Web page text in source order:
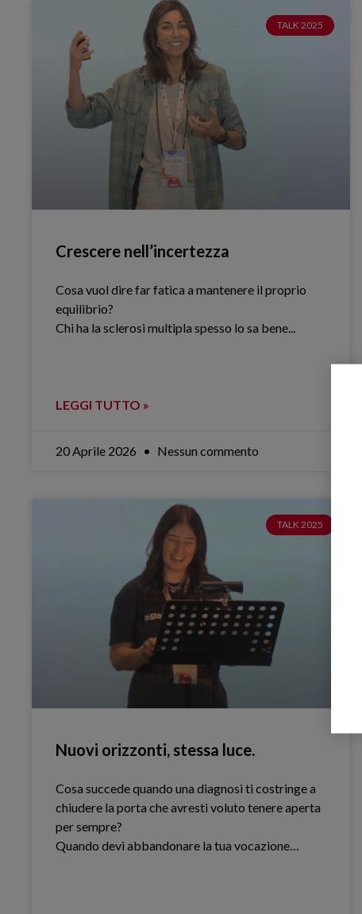
TALK 2025
Crescere nell’incertezza
Cosa vuol dire far fatica a mantenere il proprio
equilibrio?
Chi ha la sclerosi multipla spesso lo sa bene.​..
LEGGI TUTTO »
20 Aprile 2026 Nessun commento
TALK 2025
Nuovi orizzonti, stessa luce.
Cosa succede quando una diagnosi ti costringe a
chiudere la porta che avresti voluto tenere aperta
per sempre?
Quando devi abbandonare la tua vocazione…